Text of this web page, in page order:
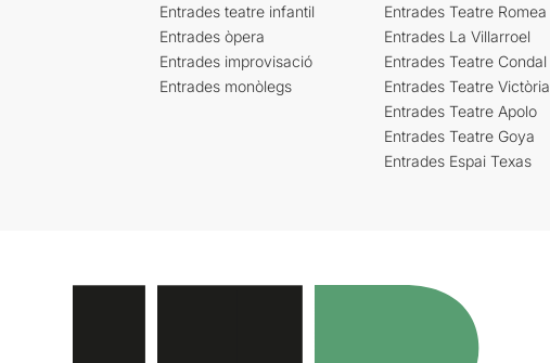
Entrades teatre infantil
Entrades òpera
Entrades improvisació
Entrades monòlegs
Entrades Teatre Romea
Entrades La Villarroel
Entrades Teatre Condal
Entrades Teatre Victòria
Entrades Teatre Apolo
Entrades Teatre Goya
Entrades Espai Texas